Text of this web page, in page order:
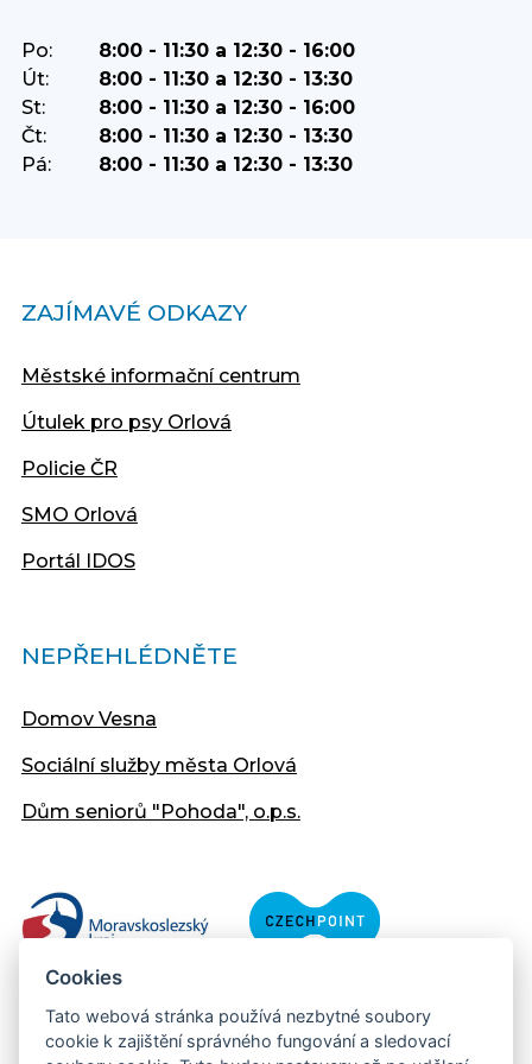
Po:
8:00 - 11:30 a 12:30 - 16:00
Út:
8:00 - 11:30 a 12:30 - 13:30
St:
8:00 - 11:30 a 12:30 - 16:00
Čt:
8:00 - 11:30 a 12:30 - 13:30
Pá:
8:00 - 11:30 a 12:30 - 13:30
ZAJÍMAVÉ ODKAZY
Městské informační centrum
Útulek pro psy Orlová
Policie ČR
SMO Orlová
Portál IDOS
NEPŘEHLÉDNĚTE
Domov Vesna
Sociální služby města Orlová
Dům seniorů "Pohoda", o.p.s.
Cookies
Tato webová stránka používá nezbytné soubory
cookie k zajištění správného fungování a sledovací